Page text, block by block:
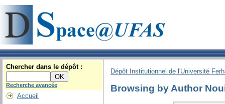
Chercher dans le dépôt :
Recherche avancée
Accueil
Dépôt Institutionnel de l'Université
Browsing by Author